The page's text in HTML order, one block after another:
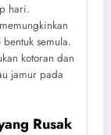
hari.
semula.
kotoran dan
jamur pada
Rusak